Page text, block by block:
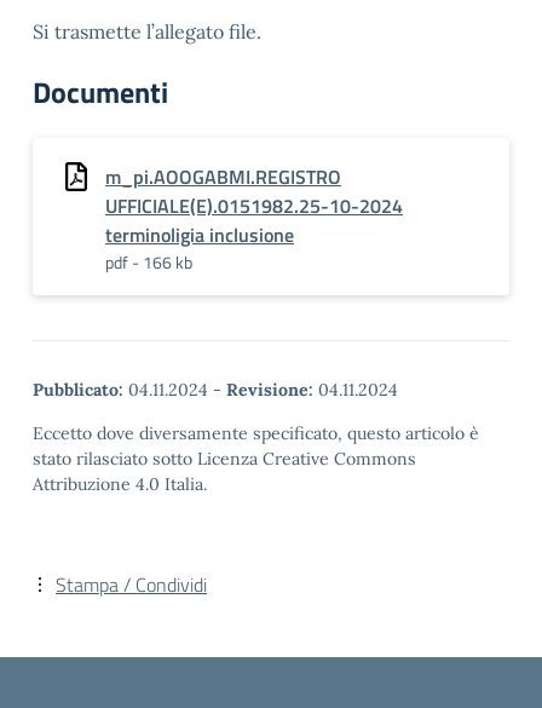
Si trasmette l’allegato file.
Documenti
m_pi.AOOGABMI.REGISTRO
UFFICIALE(E).0151982.25-10-2024
terminoligia inclusione
pdf - 166 kb
Pubblicato: 04.11.2024 - Revisione: 04.11.2024
Eccetto dove diversamente specificato, questo articolo è
stato rilasciato sotto Licenza Creative Commons
Attribuzione 4.0 Italia.
Stampa / Condividi